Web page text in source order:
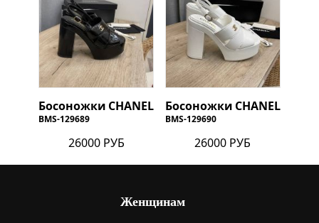
Босоножки CHANEL
BMS-129689
26000 РУБ
Босоножки CHANEL
BMS-129690
26000 РУБ
Женщинам